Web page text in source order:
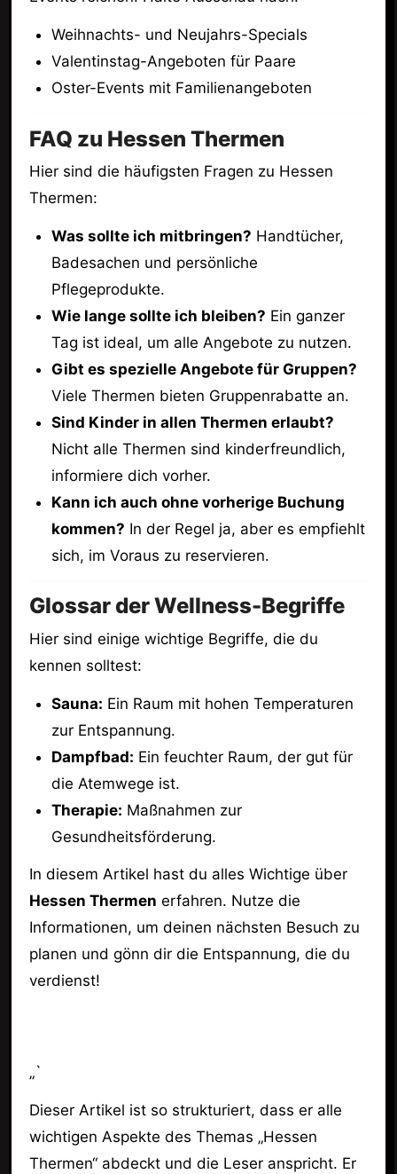
Weihnachts- und Neujahrs-Specials
Valentinstag-Angeboten für Paare
Oster-Events mit Familienangeboten
FAQ zu Hessen Thermen
Hier sind die häufigsten Fragen zu Hessen
Thermen:
Was sollte ich mitbringen? Handtücher,
Badesachen und persönliche
Pflegeprodukte.
Wie lange sollte ich bleiben? Ein ganzer
Tag ist ideal, um alle Angebote zu nutzen.
Gibt es spezielle Angebote für Gruppen?
Viele Thermen bieten Gruppenrabatte an.
Sind Kinder in allen Thermen erlaubt?
Nicht alle Thermen sind kinderfreundlich,
informiere dich vorher.
Kann ich auch ohne vorherige Buchung
kommen? In der Regel ja, aber es empfiehlt
sich, im Voraus zu reservieren.
Glossar der Wellness-Begriffe
Hier sind einige wichtige Begriffe, die du
kennen solltest:
Sauna: Ein Raum mit hohen Temperaturen
zur Entspannung.
Dampfbad: Ein feuchter Raum, der gut für
die Atemwege ist.
Therapie: Maßnahmen zur
Gesundheitsförderung.
In diesem Artikel hast du alles Wichtige über
Hessen Thermen erfahren. Nutze die
Informationen, um deinen nächsten Besuch zu
planen und gönn dir die Entspannung, die du
verdienst!
„`
Dieser Artikel ist so strukturiert, dass er alle
wichtigen Aspekte des Themas „Hessen
Thermen“ abdeckt und die Leser anspricht. Er